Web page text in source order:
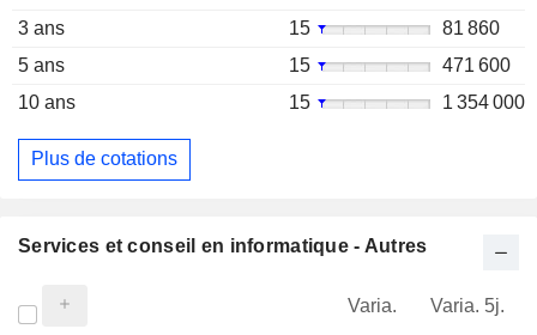
3 ans
15
81 860
5 ans
15
471 600
10 ans
15 1 354 000
Plus de cotations
Services et conseil en informatique - Autres
Varia. Varia. 5j.